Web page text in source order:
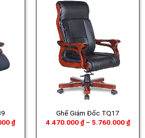
₫Khoảng
Ghế Giám Đốc TQ17
4.470.000 ₫ – 5.760.000 ₫
giá: